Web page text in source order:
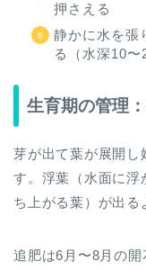
押さえる
静かに水を張
る（水深10〜
生育期の管理
芽が出て葉が展開し
す。浮葉（水面に浮
ち上がる葉）が出る
追肥は6月〜8月の